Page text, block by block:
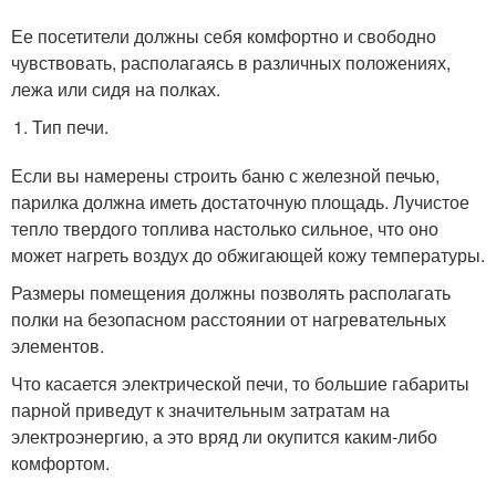
Ее посетители должны себя комфортно и свободно
чувствовать, располагаясь в различных положениях,
лежа или сидя на полках.
Тип печи.
Если вы намерены строить баню с железной печью,
парилка должна иметь достаточную площадь. Лучистое
тепло твердого топлива настолько сильное, что оно
может нагреть воздух до обжигающей кожу температуры.
Размеры помещения должны позволять располагать
полки на безопасном расстоянии от нагревательных
элементов.
Что касается электрической печи, то большие габариты
парной приведут к значительным затратам на
электроэнергию, а это вряд ли окупится каким-либо
комфортом.